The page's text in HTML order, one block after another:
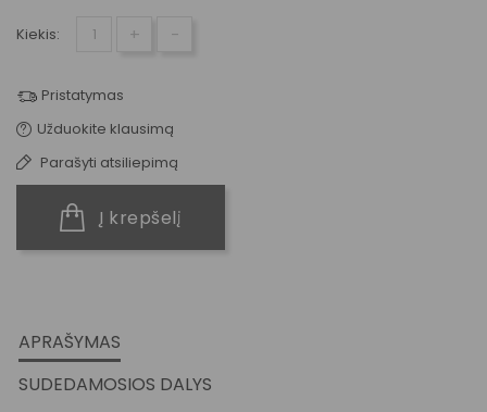
Kiekis: + -
Pristatymas
Užduokite klausimą
Parašyti atsiliepimą
Į krepšelį
APRAŠYMAS
SUDEDAMOSIOS DALYS